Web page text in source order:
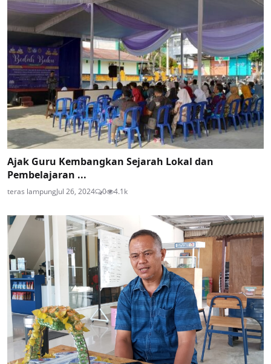
Ajak Guru Kembangkan Sejarah Lokal dan
Pembelajaran ...
teras lampungJul 26, 2024 0 4.1k